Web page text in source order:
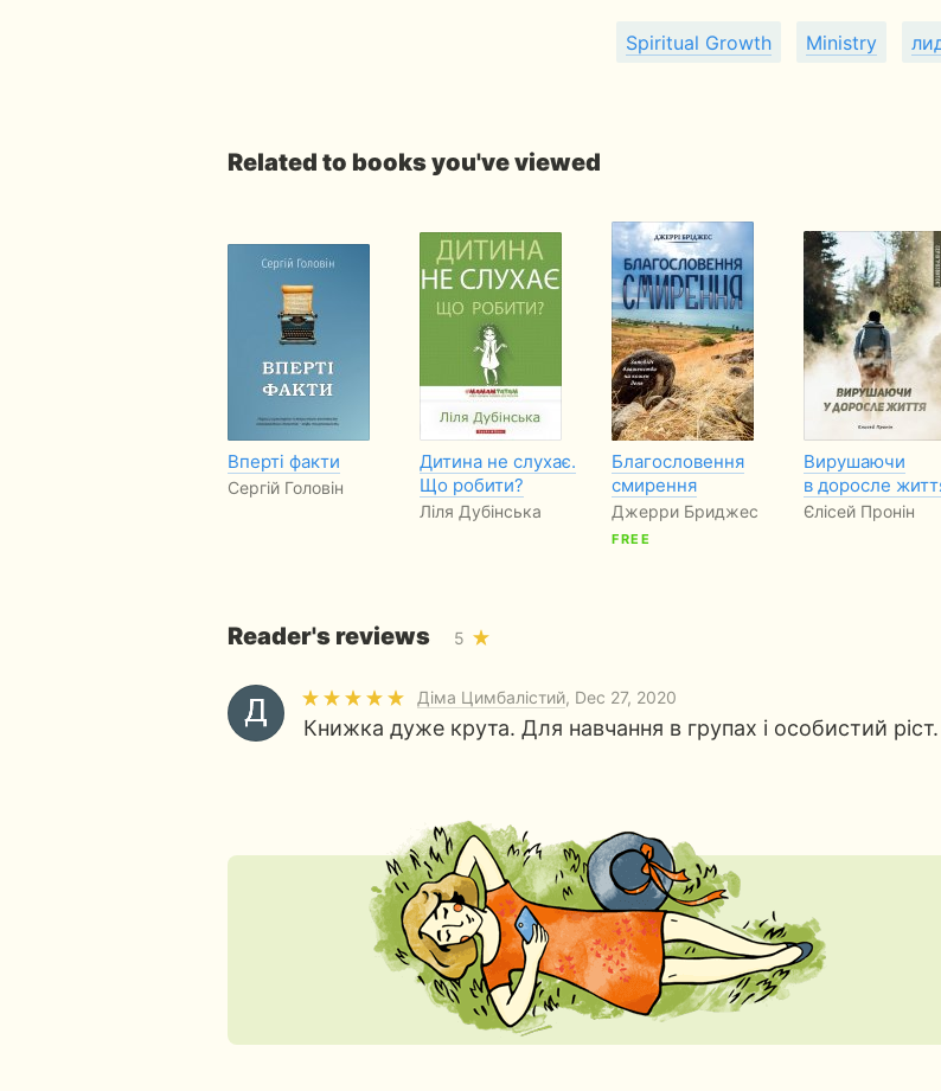
Spiritual Growth Ministry
Related to books you've viewed
Вперті факти
Сергій Головін
Дитина не слухає.
Що робити?
Ліля Дубінська
Благословення
смирення
Джерри Бриджес
FREE
Вирушаючи
в доросле
Єлісей Пронін
Reader's reviews 5
Діма Цимбалістий, Dec 27, 2020
Книжка дуже крута. Для навчання в групах і особистий ріст.